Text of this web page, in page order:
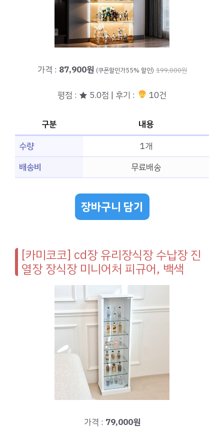
가격 : 87,900원 (쿠폰할인가55% 할인) 199,000원
평점 : ★ 5.0점 | 후기 : 10건
구분
내용
수량
1개
배송비
무료배송
장바구니 담기
[카미코코] cd장 유리장식장 수납장 진
열장 장식장 미니어처 피규어, 백색
가격 : 79,000원